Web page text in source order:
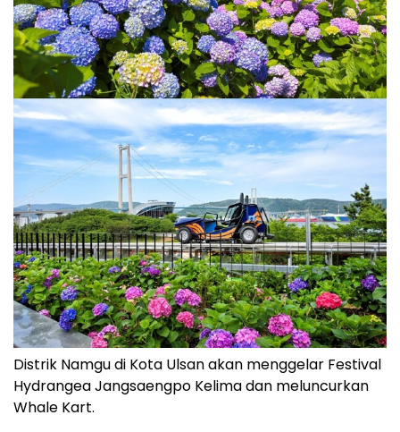
Distrik Namgu di Kota Ulsan akan menggelar Festival
Hydrangea Jangsaengpo Kelima dan meluncurkan
Whale Kart.